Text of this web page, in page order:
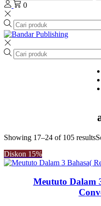
0
Showing 17–24 of 105 results
Diskon 15%
Meututo Dalam